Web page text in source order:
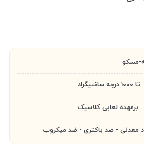
مسکو
تا 1000 درجه سانتیگراد
برعهده لعابی کلاسیک
معدنی - ضد باکتری - ضد میکروب